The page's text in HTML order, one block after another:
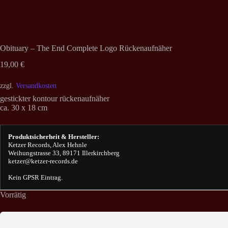
Obituary – The End Complete Logo Rückenaufnäher
19,00 €
zzgl. Versandkosten
gestickter kontour rückenaufnäher
ca. 30 x 18 cm
Produktsicherheit & Hersteller:
Ketzer Records, Alex Hehnle
Weihungstrasse 33, 89171 Illerkirchberg
ketzer@ketzer-records.de
Kein GPSR Eintrag.
Vorrätig